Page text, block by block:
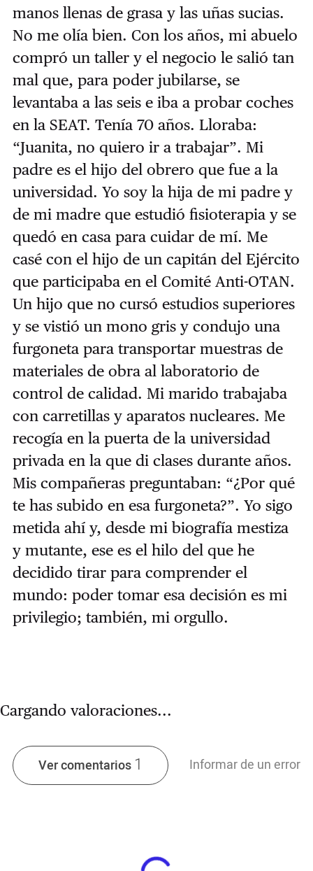
manos llenas de grasa y las uñas sucias.
No me olía bien. Con los años, mi abuelo
compró un taller y el negocio le salió tan
mal que, para poder jubilarse, se
levantaba a las seis e iba a probar coches
en la SEAT. Tenía 70 años. Lloraba:
“Juanita, no quiero ir a trabajar”. Mi
padre es el hijo del obrero que fue a la
universidad. Yo soy la hija de mi padre y
de mi madre que estudió fisioterapia y se
quedó en casa para cuidar de mí. Me
casé con el hijo de un capitán del Ejército
que participaba en el Comité Anti-OTAN.
Un hijo que no cursó estudios superiores
y se vistió un mono gris y condujo una
furgoneta para transportar muestras de
materiales de obra al laboratorio de
control de calidad. Mi marido trabajaba
con carretillas y aparatos nucleares. Me
recogía en la puerta de la universidad
privada en la que di clases durante años.
Mis compañeras preguntaban: “¿Por qué
te has subido en esa furgoneta?”. Yo sigo
metida ahí y, desde mi biografía mestiza
y mutante, ese es el hilo del que he
decidido tirar para comprender el
mundo: poder tomar esa decisión es mi
privilegio; también, mi orgullo.
Cargando valoraciones...
Ver comentarios 1 Informar de un error